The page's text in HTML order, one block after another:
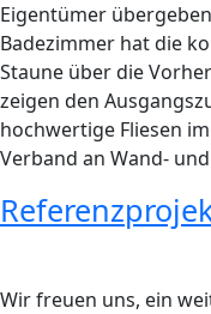
Eigentümer
Badezimmer hat die
Staune über die
zeigen den
hochwertige Fliesen
Verband an Wand-
Wir freuen uns, ein